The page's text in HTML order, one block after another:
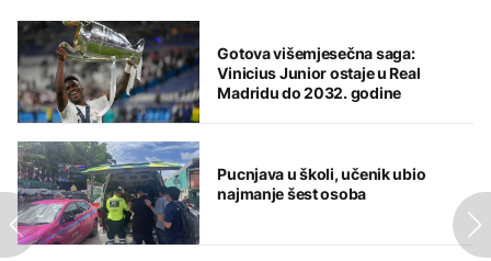
Gotova višemjesečna saga:
Vinicius Junior ostaje u Real
Madridu do 2032. godine
Pucnjava u školi, učenik ubio
najmanje šest osoba